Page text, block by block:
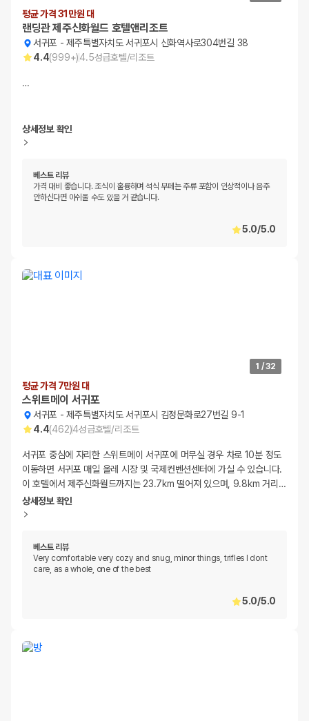
평균 가격 31만원 대
랜딩관 제주신화월드 호텔앤리조트
서귀포 -제주특별자치도 서귀포시 신화역사로304번길 38
4.4(999+)4.5성급호텔/리조트
…
상세정보 확인
베스트 리뷰
가격 대비 좋습니다. 조식이 훌륭하며 석식 부페는 주류 포함이 인상적이나 음주
안하신다면 아쉬울 수도 있을 거 같습니다.
5.0/5.0
1 /32
평균 가격 7만원 대
스위트메이 서귀포
서귀포 -제주특별자치도 서귀포시 김정문화로27번길 9-1
4.4(462)4성급호텔/리조트
서귀포 중심에 자리한 스위트메이 서귀포에 머무실 경우 차로 10분 정도
이동하면 서귀포 매일 올레 시장 및 국제컨벤션센터에 가실 수 있습니다.
이 호텔에서 제주신화월드까지는 23.7km 떨어져 있으며, 9.8km 거리 …
상세정보 확인
베스트 리뷰
Very comfortable very cozy and snug, minor things, trifles I dont
care, as a whole, one of the best
5.0/5.0